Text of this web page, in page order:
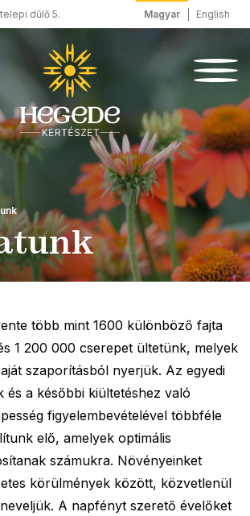
dűlő 5. Magyar English
több mint 1600 különböző fajta
1 200 000 cserepet ültetünk, melyek
szaporításból nyerjük. Az egyedi
és a későbbi kiültetéshez való
figyelembevételével többféle
elő, amelyek optimális
számukra. Növényeinket
körülmények között, közvetlenül
A napfényt szerető évelőket